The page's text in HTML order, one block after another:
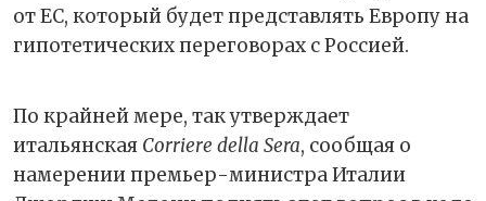
от ЕС, который будет представлять Европу на
гипотетических переговорах с Россией.
По крайней мере, так утверждает
итальянская Corriere della Sera, сообщая о
намерении премьер-министра Италии